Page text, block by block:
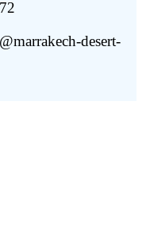
desert-